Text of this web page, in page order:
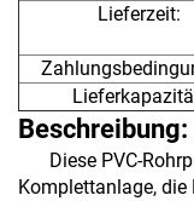
Lieferzeit:
Beschreibung:
Diese PVC-
Komplettanlage, die